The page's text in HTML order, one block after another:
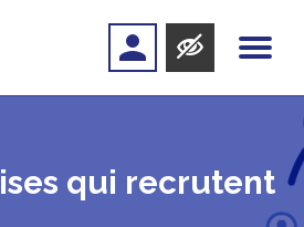
qui recrutent